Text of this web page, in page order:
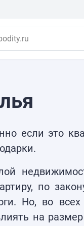
если это
по
Но, во всех
на